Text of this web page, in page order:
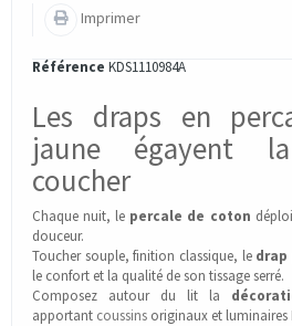
Imprimer
Référence KDS1110984A
Les draps en
jaune égayent
coucher
Chaque nuit, le percale de coton
douceur.
Toucher souple, finition classique, le drap
le confort et la qualité de son tissage serré.
Composez autour du lit la
apportant coussins originaux et luminaires